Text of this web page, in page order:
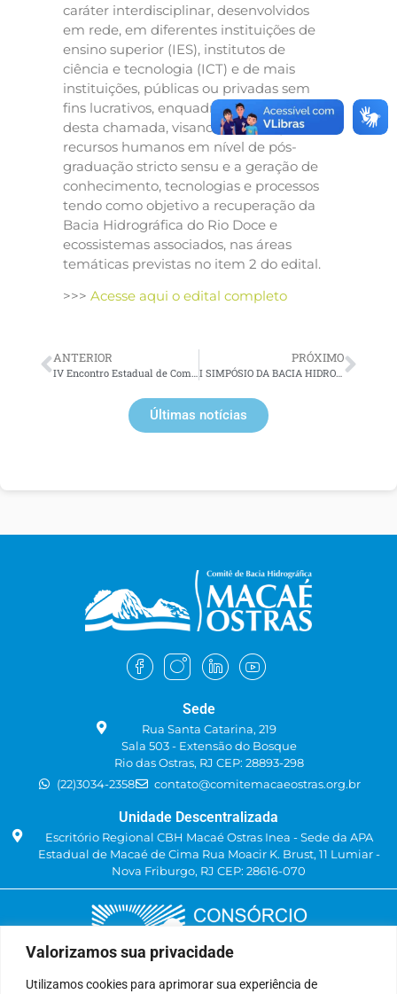
Valorizamos sua privacidade
Utilizamos cookies para aprimorar sua experiência de
caráter interdisciplinar, desenvolvidos
em rede, em diferentes instituições de
ensino superior (IES), institutos de
ciência e tecnologia (ICT) e de mais
instituições, públicas ou privadas sem
fins lucrativos, enquadráveis nos termos
desta chamada, visando à formação de
recursos humanos em nível de pós-
graduação stricto sensu e a geração de
conhecimento, tecnologias e processos
tendo como objetivo a recuperação da
Bacia Hidrográfica do Rio Doce e
ecossistemas associados, nas áreas
temáticas previstas no item 2 do edital.
>>> Acesse aqui o edital completo
ANTERIOR
IV Encontro Estadual de Comitês de Bacias Hidrográficas – ECOB/RJ é realizado em Campos dos Goytacazes
PRÓXIMO
I SIMPÓSIO DA BACIA HIDROGRÁFICA DO RIO SÃO FRANCISCO
Últimas notícias
Sede
Rua Santa Catarina, 219
Sala 503 - Extensão do Bosque
Rio das Ostras, RJ CEP: 28893-298
(22)3034-2358
contato@comitemacaeostras.org.br
Unidade Descentralizada
Escritório Regional CBH Macaé Ostras Inea - Sede da APA
Estadual de Macaé de Cima Rua Moacir K. Brust, 11 Lumiar -
Nova Friburgo, RJ CEP: 28616-070